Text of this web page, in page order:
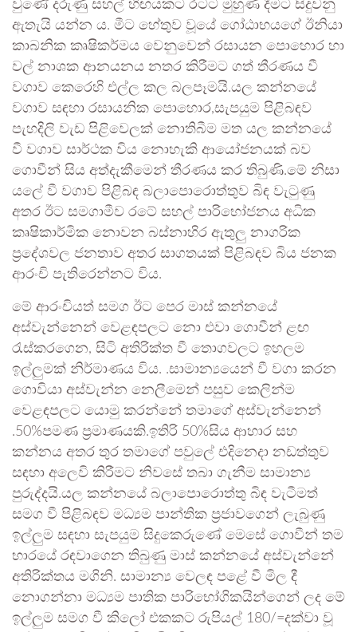
වුණේ දරුණු සහල් හිඟයකට රටට මුහුණ දීමට සිදුවනු
ඇතැයි යන්න ය. මීට හේතුව වූයේ ගෝඨාභයගේ ඊනියා
කාබනික කෘෂිකර්මය වෙනුවෙන් රසායන පොහොර හා
වල් නාශක ආනයනය නතර කිරීමට ගත් තීරණය වී
වගාව කෙරෙහි එල්ල කල බලපෑමයි.යල කන්නයේ
වගාව සඳහා රසායනික පොහොර,සැපයුම පිළිබඳව
පැහදිලි වැඩ පිළිවෙලක් නොතිබීම මත යල කන්නයේ
වී වගාව සාර්ථක විය නොහැකි ආයෝජනයක් බව
ගොවීන් සිය අත්දැකීමෙන් තීරණය කර තිබුණි.මේ නිසා
යලේ වී වගාව පිළිබඳ බලාපොරොත්තුව බිඳ වැටුණු
අතර ඊට සමගාමීව රටේ සහල් පාරිභෝජනය අධික
කෘෂිකාර්මික නොවන බස්නාහිර ඇතුලු නාගරික
ප්‍රදේශවල ජනතාව අතර සාගතයක් පිළිබඳව බිය ජනක
ආරංචි පැතිරෙන්නට විය.
මේ ආරංචියත් සමග ඊට පෙර මාස් කන්නයේ
අස්වැන්නෙන් වෙළඳපලට නො එවා ගොවීන් ළඟ
රැස්කරගෙන, සිටි අතිරික්ත වී තොගවලට ඉහලම
ඉල්ලුමක් නිර්මාණය විය. .සාමාන්‍යයෙන් වී වගා කරන
ගොවියා අස්වැන්න නෙලීමෙන් පසුව කෙලින්ම
වෙළඳපලට යොමු කරන්නේ තමාගේ අස්වැන්නෙන්
.50%පමණ ප්‍රමාණයකි.ඉතිරි 50%සිය ආහාර සහ
කන්නය අතර තුර තමාගේ පවුලේ එදිනෙදා නඩත්තුව
සඳහා අලෙවි කිරීමට නිවසේ තබා ගැනීම සාමාන්‍ය
පුරුද්දයි.යල කන්නයේ බලාපොරොත්තු බිඳ වැටීමත්
සමග වී පිළිබඳව මධ්‍යම පාන්තික ප්‍රජාවගෙන් ලැබුණු
ඉල්ලුම සඳහා සැපයුම සිදුකෙරුණේ මෙසේ ගොවීන් තම
භාරයේ රඳවාගෙන තිබුණු මාස් කන්නයේ අස්වැන්නේ
අතිරික්තය මගිනි. සාමාන්‍ය වෙලඳ පළේ වී මිල දී
නොගන්නා මධ්‍යම පාතික පාරිභෝගිකයින්ගෙන් ලද මේ
ඉල්ලුම සමග වී කිලෝ එකකට රුපියල් 180/=දක්වා වූ